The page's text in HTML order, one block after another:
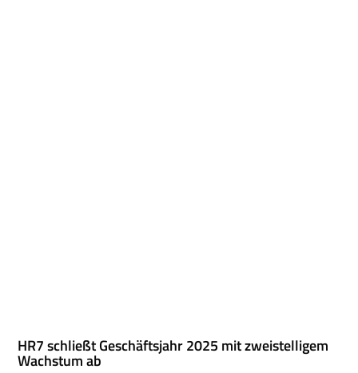
HR7 schließt Geschäftsjahr 2025 mit zweistelligem
Wachstum ab